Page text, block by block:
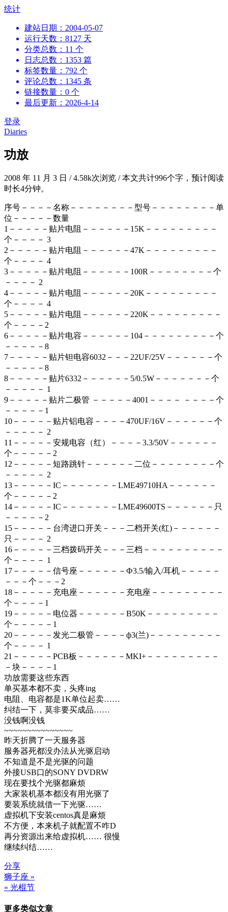
跳
统计
建站日期：2004-05-07
运行天数：8127 天
分类总数：11 个
日志总数：1353 篇
标签数量：792 个
评论总数：1345 条
链接数量：0 个
最后更新：2026-4-14
登录
Diaries
功放
2008 年 11 月 3 日 /4.58k次浏览 /本文共计996个字，预计阅读
时长4分钟。
序号－－－－名称－－－－－－－－型号－－－－－－－－单
位－－－－－数量
1－－－－－贴片电阻－－－－－－15K－－－－－－－－－
个－－－－ 3
2－－－－－贴片电阻－－－－－－47K－－－－－－－－－
个－－－－ 4
3－－－－－贴片电阻－－－－－－100R－－－－－－－－个
－－－－ 2
4－－－－－贴片电阻－－－－－－20K－－－－－－－－－
个－－－－ 4
5－－－－－贴片电阻－－－－－－220K－－－－－－－－－
个－－－－2
6－－－－－贴片电容－－－－－－104－－－－－－－－－个
－－－－－8
7－－－－－贴片钽电容6032－－－22UF/25V－－－－－－个
－－－－－8
8－－－－－贴片6332－－－－－－5/0.5W－－－－－－－个
－－－－－ 1
9－－－－－贴片二极管 －－－－－4001－－－－ －－－－个
－－－－－1
10－－－－－贴片铝电容－－－－470UF/16V－－－－－－个
－－－－－ 2
11－－－－－安规电容（红）－－－－3.3/50V－－－－－－
个－－－－－2
12－－－－－短路跳针－－－－－－二位－－－－－－－－个
－－－－－ 2
13－－－－－IC－－－－－－－LME49710HA－－－－－－
个－－－－－2
14－－－－－IC－－－－－－－LME49600TS－－－－－－只
－－－－－2
15－－－－－台湾进口开关－－－二档开关(红)－－－－－－
只－－－－ 2
16－－－－－三档拨码开关－－－三档－－－－－－－－－－
个－－－－ 1
17－－－－－信号座－－－－－－Ф3.5/输入/耳机－－－－－
－－－个－－－2
18－－－－－充电座－－－－－－充电座－－－－－－－－－
个－－－－1
19－－－－－电位器－－－－－－B50K－－－－－－－－－
个－－－－－1
20－－－－－发光二极管－－－－ф3(兰)－－－－－－－－－
个－－－－ 1
21－－－－－PCB板－－－－－－MKI+－－－－－－－－－
－块－－－－1
功放需要这些东西
单买基本都不卖，头疼ing
电阻、电容都是1K单位起卖……
纠结一下，莫非要买成品……
没钱啊没钱
~~~~~~~~~~~~~~~
昨天折腾了一天服务器
服务器死都没办法从光驱启动
不知道是不是光驱的问题
外接USB口的SONY DVDRW
现在要找个光驱都麻烦
大家装机基本都没有用光驱了
要装系统就借一下光驱……
虚拟机下安装centos真是麻烦
不方便，本来机子就配置不咋D
再分资源出来给虚拟机…… 很慢
继续纠结……
分享
文
章
狮子座 »
« 光棍节
更多类似文章